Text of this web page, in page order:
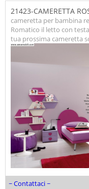
21423-CAMERETTA
cameretta per bambina
Romatico il letto con
tua prossima cameretta
~ Contattaci ~